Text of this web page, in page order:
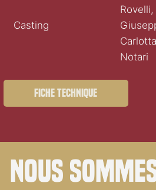
Casting
Notari
Fiche technique
Nous